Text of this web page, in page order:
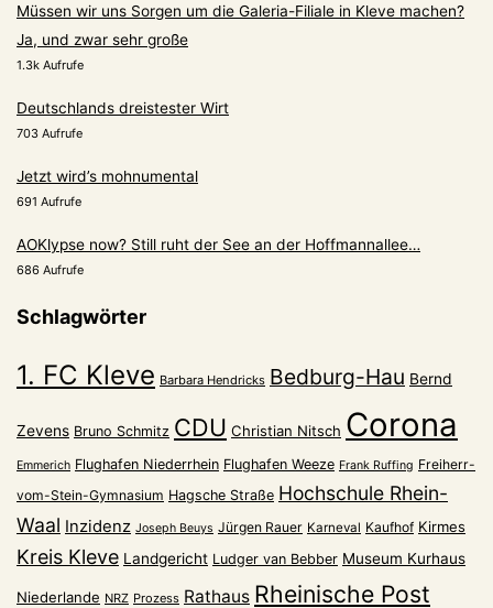
Müssen wir uns Sorgen um die Galeria-Filiale in Kleve machen?
Ja, und zwar sehr große
1.3k Aufrufe
Deutschlands dreistester Wirt
703 Aufrufe
Jetzt wird’s mohnumental
691 Aufrufe
AOKlypse now? Still ruht der See an der Hoffmannallee…
686 Aufrufe
Schlagwörter
1. FC Kleve Barbara Hendricks Bedburg-Hau Bernd
Zevens Bruno Schmitz CDU Christian Nitsch Corona
Emmerich Flughafen Niederrhein Flughafen Weeze Frank Ruffing Freiherr-
vom-Stein-Gymnasium Hagsche Straße Hochschule Rhein-
Waal Inzidenz Joseph Beuys Jürgen Rauer Karneval Kaufhof Kirmes
Kreis Kleve Landgericht Ludger van Bebber Museum Kurhaus
Niederlande NRZ Prozess Rathaus Rheinische Post